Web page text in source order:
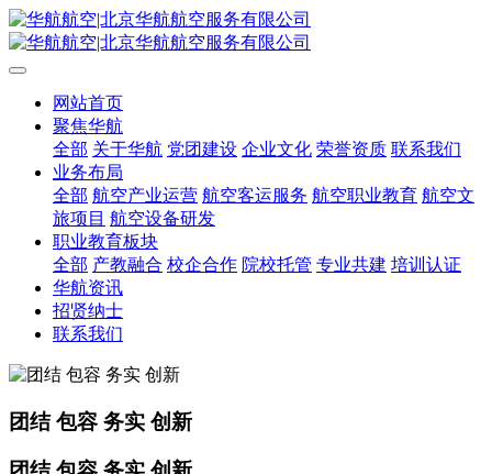
网站首页
聚焦华航
全部 关于华航 党团建设 企业文化 荣誉资质 联系我们
业务布局
全部 航空产业运营 航空客运服务 航空职业教育 航空文
旅项目 航空设备研发
职业教育板块
全部 产教融合 校企合作 院校托管 专业共建 培训认证
华航资讯
招贤纳士
联系我们
团结 包容 务实 创新